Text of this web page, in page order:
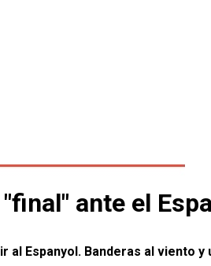
ante el
al Espanyol. Banderas al viento